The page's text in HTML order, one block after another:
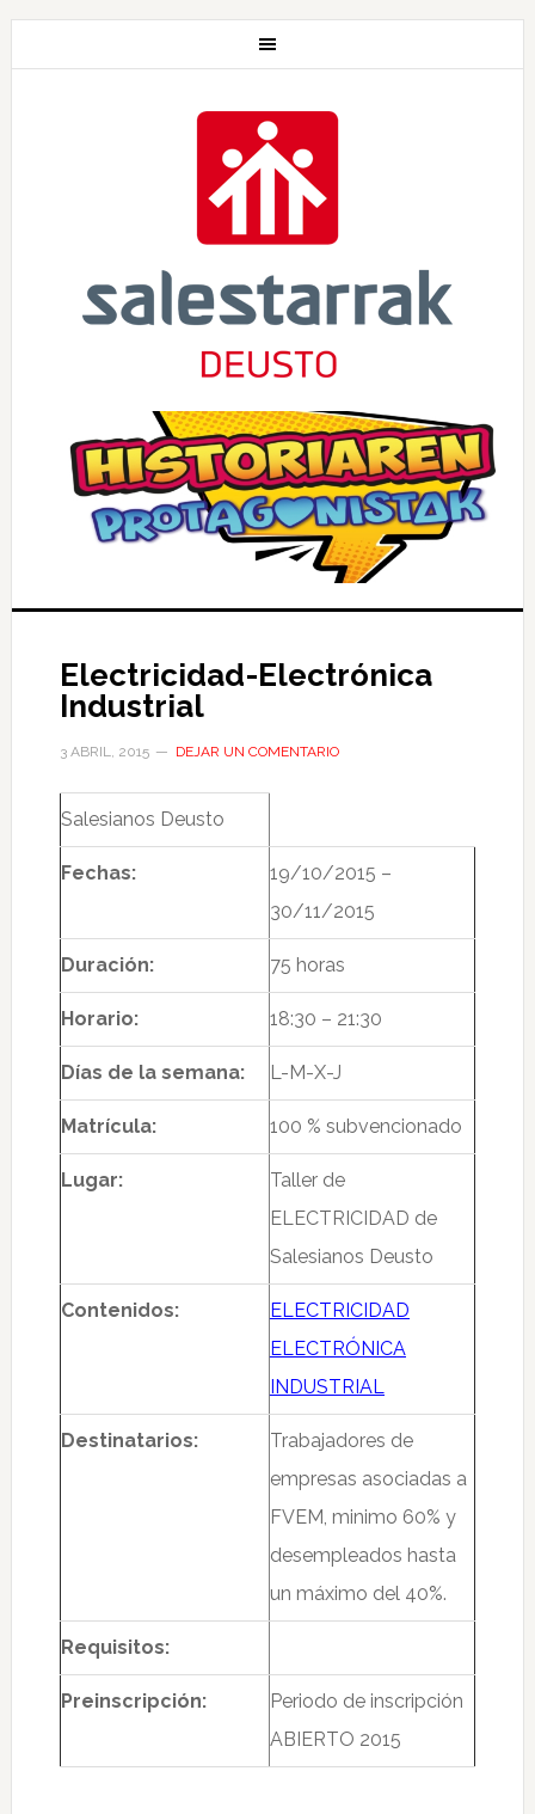
Electricidad-Electrónica
Industrial
3 ABRIL, 2015 DEJAR UN COMENTARIO
Salesianos Deusto
Fechas:
19/10/2015 –
30/11/2015
Duración: 75 horas
Horario: 18:30 – 21:30
Días de la semana: L-M-X-J
Matrícula: 100 % subvencionado
Lugar:
Taller de
ELECTRICIDAD de
Salesianos Deusto
Contenidos:
ELECTRICIDAD
ELECTRÓNICA
INDUSTRIAL
Destinatarios:
Trabajadores de
empresas asociadas a
FVEM, minimo 60% y
desempleados hasta
un máximo del 40%.
Requisitos:
Preinscripción:
Periodo de inscripción
ABIERTO 2015